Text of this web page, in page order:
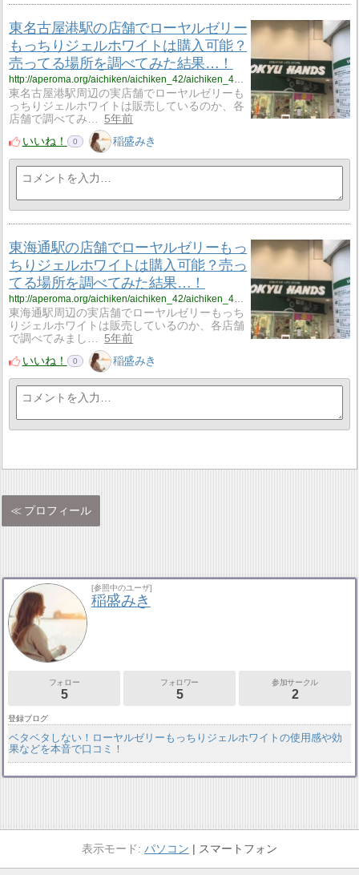
東名古屋港駅の店舗でローヤルゼリー
もっちりジェルホワイトは購入可能？
売ってる場所を調べてみた結果…！
東名古屋港駅周辺の実店舗でローヤルゼリーも
っちりジェルホワイトは販売しているのか、各
店舗で調べてみ…
5年前
いいね！
0 稲盛みき
東海通駅の店舗でローヤルゼリーもっ
ちりジェルホワイトは購入可能？売っ
てる場所を調べてみた結果…！
http://aperoma.org/aichiken/aichiken_42/aichiken_42_%ef%bd%8d%ef%bd%8a%ef%bd%978/
東海通駅周辺の実店舗でローヤルゼリーもっち
りジェルホワイトは販売しているのか、各店舗
で調べてみまし…
5年前
いいね！
0 稲盛みき
プロフィール
[参照中のユーザ]
稲盛みき
フォロー
5
フォロワー
5
参加サークル
2
登録ブログ
ベタベタしない！ローヤルゼリーもっちりジェルホワイトの使用感や効
果などを本音で口コミ！
パソコン スマートフォン